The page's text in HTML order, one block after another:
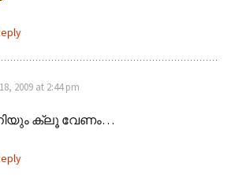
2009 at 2:44 pm
ക്ലൂ വേണം…